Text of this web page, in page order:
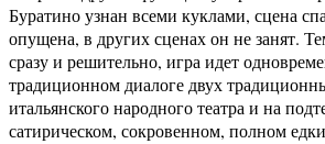
Буратино узнан всеми куклами, сцена
опущена, в других сценах он не занят.
сразу и решительно, игра идет
традиционном диалоге двух
итальянского народного театра и на
сатирическом, сокровенном, полном